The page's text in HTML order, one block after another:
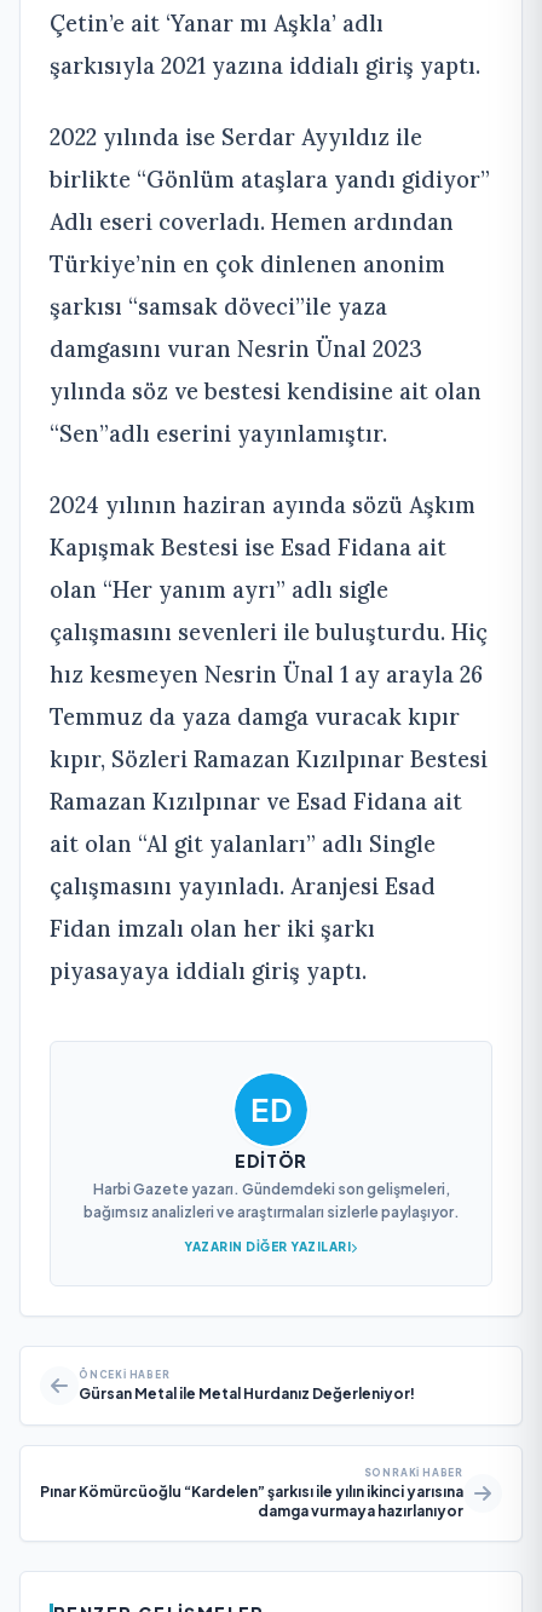
Çetin’e ait ‘Yanar mı Aşkla’ adlı
şarkısıyla 2021 yazına iddialı giriş yaptı.
2022 yılında ise Serdar Ayyıldız ile
birlikte “Gönlüm ataşlara yandı gidiyor”
Adlı eseri coverladı. Hemen ardından
Türkiye’nin en çok dinlenen anonim
şarkısı “samsak döveci”ile yaza
damgasını vuran Nesrin Ünal 2023
yılında söz ve bestesi kendisine ait olan
“Sen”adlı eserini yayınlamıştır.
2024 yılının haziran ayında sözü Aşkım
Kapışmak Bestesi ise Esad Fidana ait
olan “Her yanım ayrı” adlı sigle
çalışmasını sevenleri ile buluşturdu. Hiç
hız kesmeyen Nesrin Ünal 1 ay arayla 26
Temmuz da yaza damga vuracak kıpır
kıpır, Sözleri Ramazan Kızılpınar Bestesi
Ramazan Kızılpınar ve Esad Fidana ait
ait olan “Al git yalanları” adlı Single
çalışmasını yayınladı. Aranjesi Esad
Fidan imzalı olan her iki şarkı
piyasayaya iddialı giriş yaptı.
EDITÖR
Harbi Gazete yazarı. Gündemdeki son gelişmeleri,
bağımsız analizleri ve araştırmaları sizlerle paylaşıyor.
YAZARIN DIĞER YAZILARI
ÖNCEKI HABER
Gürsan Metal ile Metal Hurdanız Değerleniyor!
SONRAKI HABER
Pınar Kömürcüoğlu “Kardelen” şarkısı ile yılın ikinci yarısına
damga vurmaya hazırlanıyor